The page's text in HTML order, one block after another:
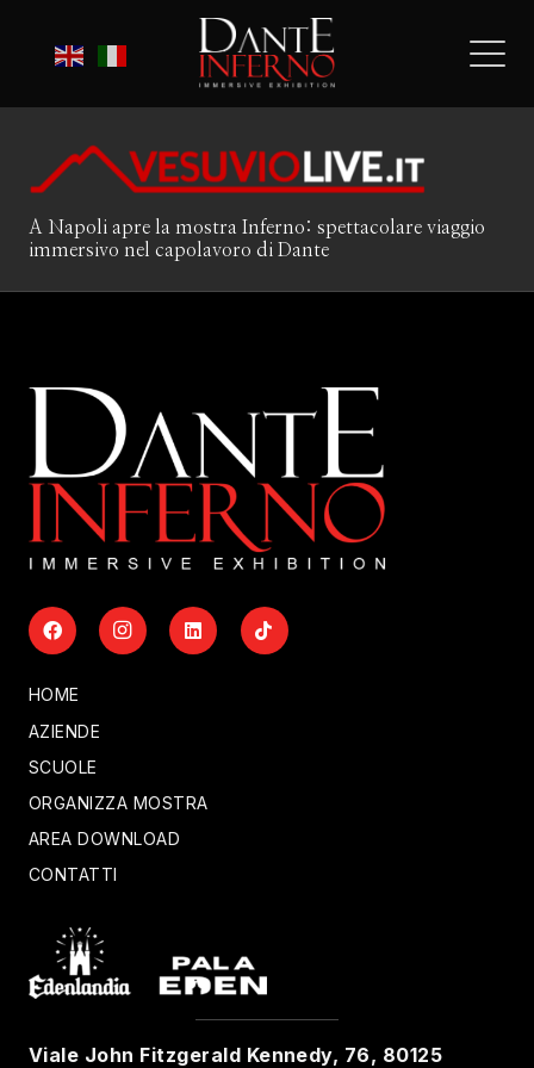
A Napoli apre la mostra Inferno: spettacolare viaggio
immersivo nel capolavoro di Dante
HOME
AZIENDE
SCUOLE
ORGANIZZA MOSTRA
AREA DOWNLOAD
CONTATTI
Viale John Fitzgerald Kennedy, 76, 80125